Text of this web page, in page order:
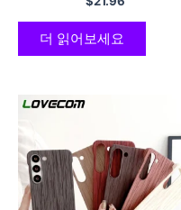
크로스 바디 백 소프트 커버
더 읽어보세요